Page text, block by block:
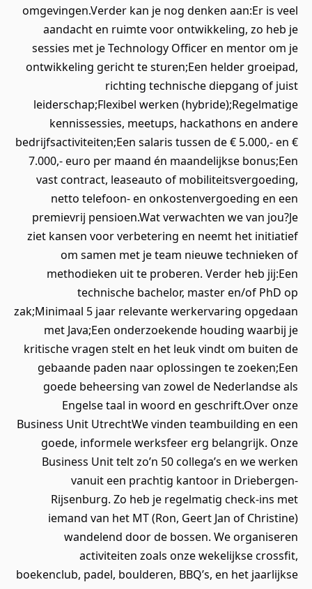
omgevingen.Verder kan je nog denken aan:Er is veel
aandacht en ruimte voor ontwikkeling, zo heb je
sessies met je Technology Officer en mentor om je
ontwikkeling gericht te sturen;Een helder groeipad,
richting technische diepgang of juist
leiderschap;Flexibel werken (hybride);Regelmatige
kennissessies, meetups, hackathons en andere
bedrijfsactiviteiten;Een salaris tussen de € 5.000,- en €
7.000,- euro per maand én maandelijkse bonus;Een
vast contract, leaseauto of mobiliteitsvergoeding,
netto telefoon- en onkostenvergoeding en een
premievrij pensioen.Wat verwachten we van jou?Je
ziet kansen voor verbetering en neemt het initiatief
om samen met je team nieuwe technieken of
methodieken uit te proberen. Verder heb jij:Een
technische bachelor, master en/of PhD op
zak;Minimaal 5 jaar relevante werkervaring opgedaan
met Java;Een onderzoekende houding waarbij je
kritische vragen stelt en het leuk vindt om buiten de
gebaande paden naar oplossingen te zoeken;Een
goede beheersing van zowel de Nederlandse als
Engelse taal in woord en geschrift.Over onze
Business Unit UtrechtWe vinden teambuilding en een
goede, informele werksfeer erg belangrijk. Onze
Business Unit telt zo’n 50 collega’s en we werken
vanuit een prachtig kantoor in Driebergen-
Rijsenburg. Zo heb je regelmatig check-ins met
iemand van het MT (Ron, Geert Jan of Christine)
wandelend door de bossen. We organiseren
activiteiten zoals onze wekelijkse crossfit,
boekenclub, padel, boulderen, BBQ’s, en het jaarlijkse